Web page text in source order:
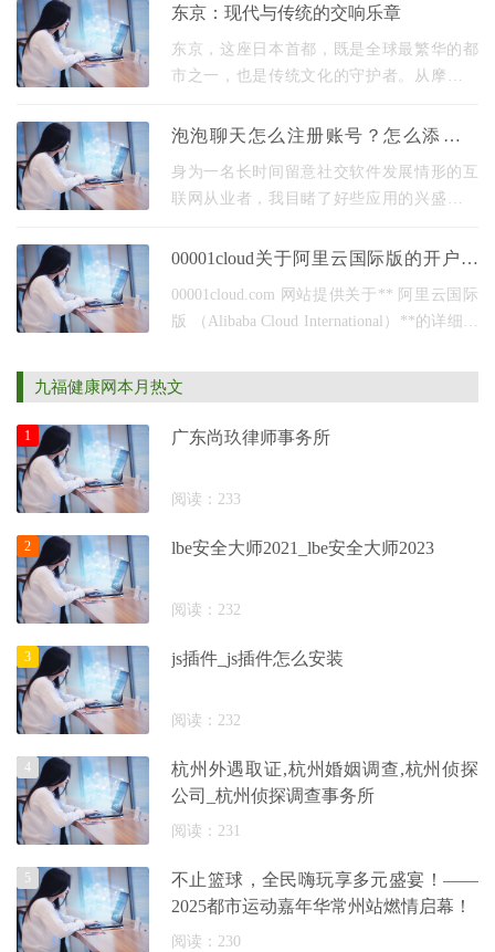
重启幕。来自豫闽两地的各级领导、茶界专
东京：现代与传统的交响乐章
东京，这座日本首都，既是全球最繁华的都
市之一，也是传统文化的守护者。从摩天大
烁的街区到静谧的庭园，东京旅游的魅力在
泡泡聊天怎么注册账号？怎么添加好
友？全方位解析核心使用方法
身为一名长时间留意社交软件发展情形的互
联网从业者，我目睹了好些应用的兴盛与衰
能，于众多即时通讯工具里崭露头角。它并
00001cloud关于阿里云国际版的开户流
程以及其他云的介绍
00001cloud.com 网站提供关于** 阿里云国际
版 （Alibaba Cloud International）**的详细指
何购买阿里云国际版的云服务器ECS、轻量应
用服务器、对象存
九福健康网本月热文
广东尚玖律师事务所
阅读：233
1
lbe安全大师2021_lbe安全大师2023
阅读：232
2
js插件_js插件怎么安装
阅读：232
3
杭州外遇取证,杭州婚姻调查,杭州侦探
公司_杭州侦探调查事务所
阅读：231
4
不止篮球，全民嗨玩享多元盛宴！——
2025都市运动嘉年华常州站燃情启幕！
阅读：230
5